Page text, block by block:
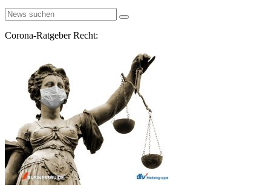
Corona-Ratgeber Recht: